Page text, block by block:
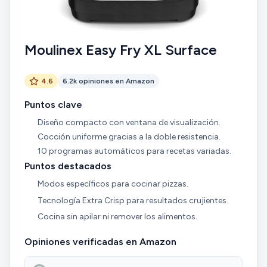
Moulinex Easy Fry XL Surface
4.6 6.2k opiniones en Amazon
Puntos clave
Diseño compacto con ventana de visualización.
Cocción uniforme gracias a la doble resistencia.
10 programas automáticos para recetas variadas.
Puntos destacados
Modos específicos para cocinar pizzas.
Tecnología Extra Crisp para resultados crujientes.
Cocina sin apilar ni remover los alimentos.
Opiniones verificadas en Amazon